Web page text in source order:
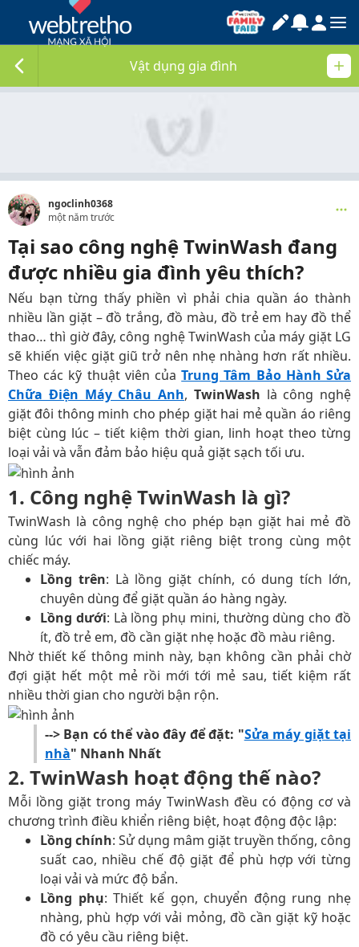
Vật dụng gia đình
ngoclinh0368
một năm trước
Tại sao công nghệ TwinWash đang
được nhiều gia đình yêu thích?
Nếu bạn từng thấy phiền vì phải chia quần áo thành
nhiều lần giặt – đồ trắng, đồ màu, đồ trẻ em hay đồ thể
thao… thì giờ đây, công nghệ TwinWash của máy giặt LG
sẽ khiến việc giặt giũ trở nên nhẹ nhàng hơn rất nhiều.
Theo các kỹ thuật viên củaTrung Tâm Bảo Hành Sửa
Chữa Điện Máy Châu Anh, TwinWash là công nghệ
giặt đôi thông minh cho phép giặt hai mẻ quần áo riêng
biệt cùng lúc – tiết kiệm thời gian, linh hoạt theo từng
loại vải và vẫn đảm bảo hiệu quả giặt sạch tối ưu.
1. Công nghệ TwinWash là gì?
TwinWash là công nghệ cho phép bạn giặt hai mẻ đồ
cùng lúc với hai lồng giặt riêng biệt trong cùng một
chiếc máy.
Lồng trên: Là lồng giặt chính, có dung tích lớn,
chuyên dùng để giặt quần áo hàng ngày.
Lồng dưới: Là lồng phụ mini, thường dùng cho đồ
ít, đồ trẻ em, đồ cần giặt nhẹ hoặc đồ màu riêng.
Nhờ thiết kế thông minh này, bạn không cần phải chờ
đợi giặt hết một mẻ rồi mới tới mẻ sau, tiết kiệm rất
nhiều thời gian cho người bận rộn.
--> Bạn có thể vào đây để đặt: "Sửa máy giặt tại
nhà" Nhanh Nhất
2. TwinWash hoạt động thế nào?
Mỗi lồng giặt trong máy TwinWash đều có động cơ và
chương trình điều khiển riêng biệt, hoạt động độc lập:
Lồng chính: Sử dụng mâm giặt truyền thống, công
suất cao, nhiều chế độ giặt để phù hợp với từng
loại vải và mức độ bẩn.
Lồng phụ: Thiết kế gọn, chuyển động rung nhẹ
nhàng, phù hợp với vải mỏng, đồ cần giặt kỹ hoặc
đồ có yêu cầu riêng biệt.